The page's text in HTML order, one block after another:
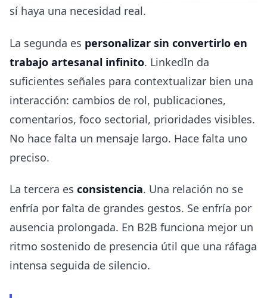
sí haya una necesidad real.
La segunda es personalizar sin convertirlo en
trabajo artesanal infinito. LinkedIn da
suficientes señales para contextualizar bien una
interacción: cambios de rol, publicaciones,
comentarios, foco sectorial, prioridades visibles.
No hace falta un mensaje largo. Hace falta uno
preciso.
La tercera es consistencia. Una relación no se
enfría por falta de grandes gestos. Se enfría por
ausencia prolongada. En B2B funciona mejor un
ritmo sostenido de presencia útil que una ráfaga
intensa seguida de silencio.